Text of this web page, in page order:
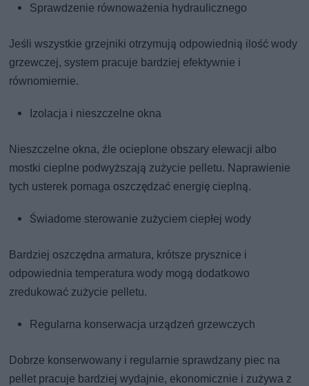
Sprawdzenie równoważenia hydraulicznego
Jeśli wszystkie grzejniki otrzymują odpowiednią ilość wody
grzewczej, system pracuje bardziej efektywnie i
równomiernie.
Izolacja i nieszczelne okna
Nieszczelne okna, źle ocieplone obszary elewacji albo
mostki cieplne podwyższają zużycie pelletu. Naprawienie
tych usterek pomaga oszczędzać energię cieplną.
Świadome sterowanie zużyciem ciepłej wody
Bardziej oszczędna armatura, krótsze prysznice i
odpowiednia temperatura wody mogą dodatkowo
zredukować zużycie pelletu.
Regularna konserwacja urządzeń grzewczych
Dobrze konserwowany i regularnie sprawdzany piec na
pellet pracuje bardziej wydajnie, ekonomicznie i zużywa z